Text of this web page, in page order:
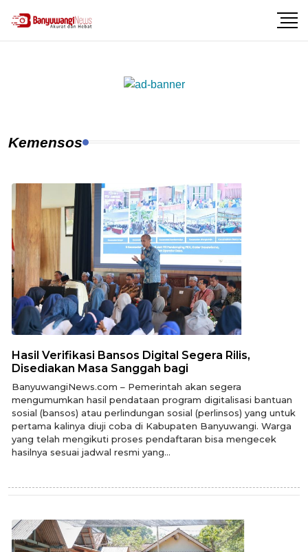
Kemensos
Hasil Verifikasi Bansos Digital Segera Rilis,
Disediakan Masa Sanggah bagi
BanyuwangiNews.com – Pemerintah akan segera
mengumumkan hasil pendataan program digitalisasi bantuan
sosial (bansos) atau perlindungan sosial (perlinsos) yang untuk
pertama kalinya diuji coba di Kabupaten Banyuwangi. Warga
yang telah mengikuti proses pendaftaran bisa mengecek
hasilnya sesuai jadwal resmi yang...